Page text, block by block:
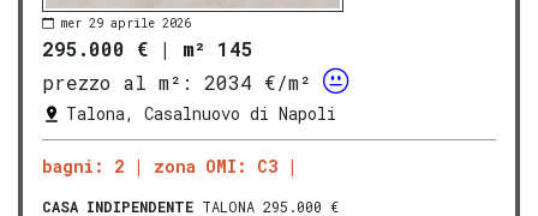
mer 29 aprile 2026
295.000 € | m² 145
prezzo al m²:
2034 €/m²
Talona, Casalnuovo di Napoli
bagni: 2 zona OMI: C3
CASA INDIPENDENTE TALONA 295.000 €